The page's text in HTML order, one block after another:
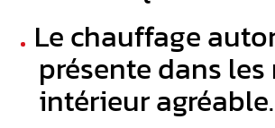
Le chauffage
présente dans
intérieur agréable.